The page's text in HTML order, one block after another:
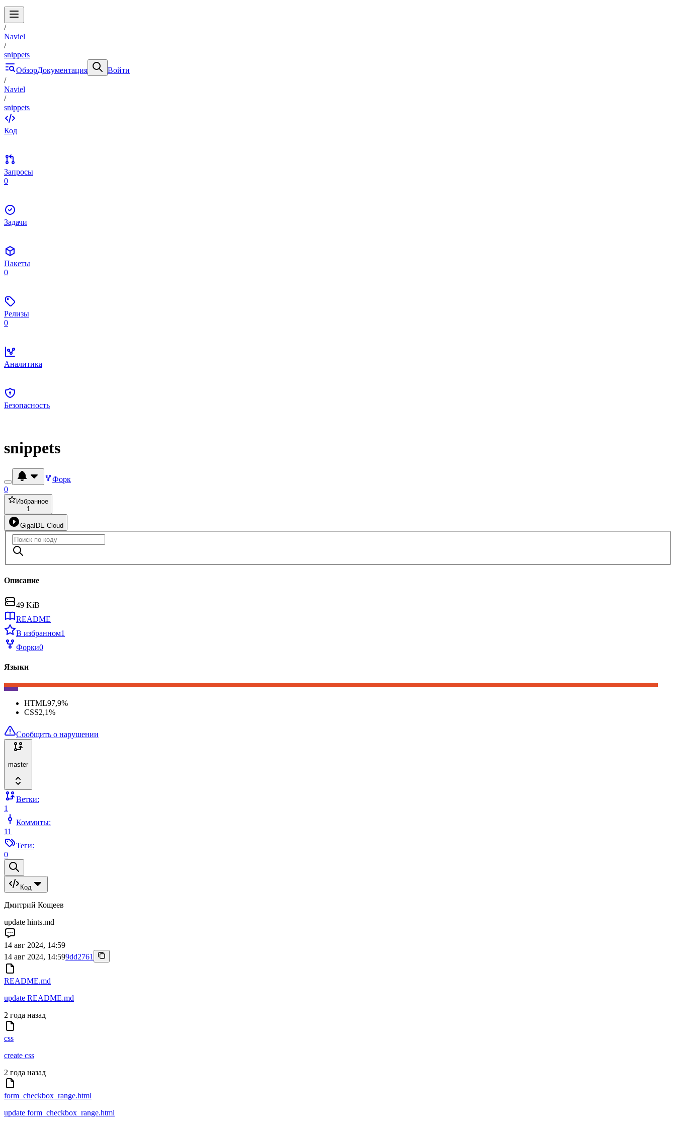
/
Naviel
/
snippets
ОбзорДокументация
Войти
/
Naviel
/
snippets
Код
Запросы
0
Задачи
Пакеты
0
Релизы
0
Аналитика
Безопасность
snippets
Форк
0
Избранное
1
GigaIDE Cloud
Описание
49 KiB
README
В избранном1
Форки0
Языки
HTML97,9%
CSS2,1%
Сообщить о нарушении
master
Ветки:
1
Коммиты:
11
Теги:
0
Код
Дмитрий Кощеев
update hints.md
14 авг 2024, 14:59
14 авг 2024, 14:599dd2761
README.md
update README.md
2 года назад
css
create css
2 года назад
form_checkbox_range.html
update form_checkbox_range.html